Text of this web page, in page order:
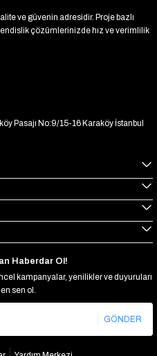
ve güvenin adresidir. Proje bazlı
çözümlerinizde hız ve verimlilik
Pasajı No:9/15-16 Karaköy İstanbul
Haberdar Ol!
kampanyalar, yenilikler ve duyuruları
sen ol.
GÖNDER